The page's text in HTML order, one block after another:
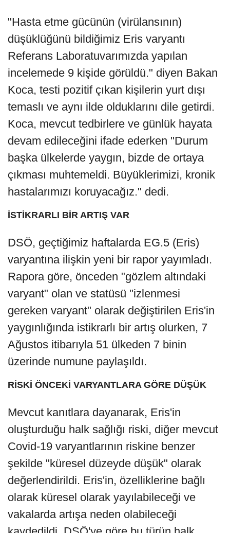
"Hasta etme gücünün (virülansının)
düşüklüğünü bildiğimiz Eris varyantı
Referans Laboratuvarımızda yapılan
incelemede 9 kişide görüldü." diyen Bakan
Koca, testi pozitif çıkan kişilerin yurt dışı
temaslı ve aynı ilde olduklarını dile getirdi.
Koca, mevcut tedbirlere ve günlük hayata
devam edileceğini ifade ederken "Durum
başka ülkelerde yaygın, bizde de ortaya
çıkması muhtemeldi. Büyüklerimizi, kronik
hastalarımızı koruyacağız." dedi.
İSTİKRARLI BİR ARTIŞ VAR
DSÖ, geçtiğimiz haftalarda EG.5 (Eris)
varyantına ilişkin yeni bir rapor yayımladı.
Rapora göre, önceden "gözlem altındaki
varyant" olan ve statüsü "izlenmesi
gereken varyant" olarak değiştirilen Eris'in
yaygınlığında istikrarlı bir artış olurken, 7
Ağustos itibarıyla 51 ülkeden 7 binin
üzerinde numune paylaşıldı.
RİSKİ ÖNCEKİ VARYANTLARA GÖRE DÜŞÜK
Mevcut kanıtlara dayanarak, Eris'in
oluşturduğu halk sağlığı riski, diğer mevcut
Covid-19 varyantlarının riskine benzer
şekilde "küresel düzeyde düşük" olarak
değerlendirildi. Eris'in, özelliklerine bağlı
olarak küresel olarak yayılabileceği ve
vakalarda artışa neden olabileceği